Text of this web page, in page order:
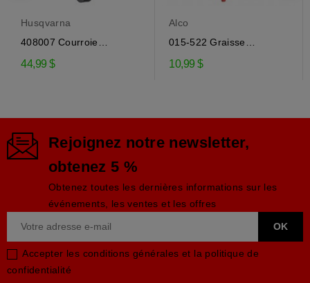
Husqvarna
408007 Courroie
d'entraînement de la...
44,99 $
Alco
015-522 Graisse
engrenage EP-0 pour...
10,99 $
Rejoignez notre newsletter,
obtenez 5 %
Obtenez toutes les dernières informations sur les
événements, les ventes et les offres
Accepter les conditions générales et la politique de
confidentialité